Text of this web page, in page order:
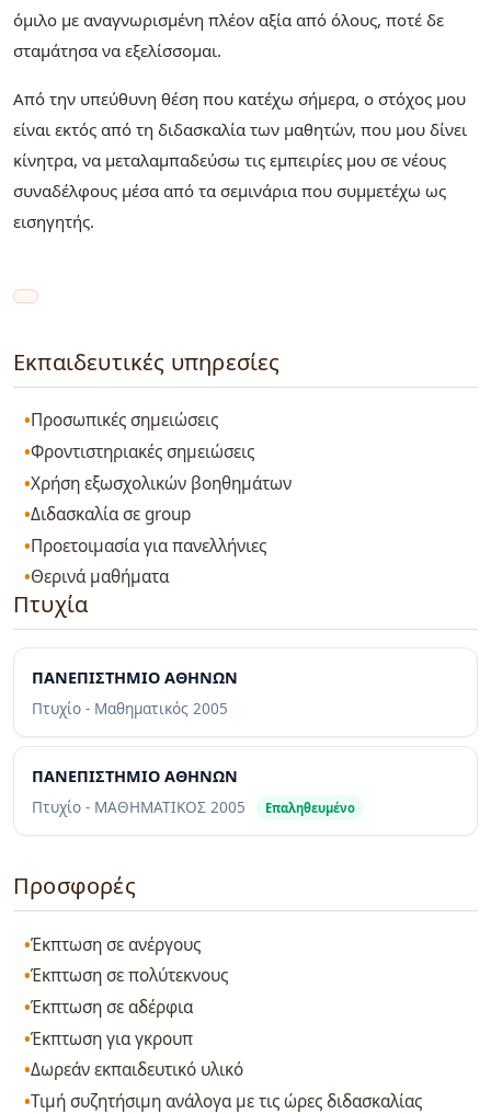
όμιλο με αναγνωρισμένη πλέον αξία από όλους, ποτέ δε
σταμάτησα να εξελίσσομαι.
Από την υπεύθυνη θέση που κατέχω σήμερα, ο στόχος μου
είναι εκτός από τη διδασκαλία των μαθητών, που μου δίνει
κίνητρα, να μεταλαμπαδεύσω τις εμπειρίες μου σε νέους
συναδέλφους μέσα από τα σεμινάρια που συμμετέχω ως
εισηγητής.
Εκπαιδευτικές υπηρεσίες
Προσωπικές σημειώσεις
Φροντιστηριακές σημειώσεις
Χρήση εξωσχολικών βοηθημάτων
Διδασκαλία σε group
Προετοιμασία για πανελλήνιες
Θερινά μαθήματα
Πτυχία
ΠΑΝΕΠΙΣΤΗΜΙΟ ΑΘΗΝΩΝ
Πτυχίο - Μαθηματικός 2005
ΠΑΝΕΠΙΣΤΗΜΙΟ ΑΘΗΝΩΝ
Πτυχίο - ΜΑΘΗΜΑΤΙΚΟΣ 2005 Επαληθευμένο
Προσφορές
Έκπτωση σε ανέργους
Έκπτωση σε πολύτεκνους
Έκπτωση σε αδέρφια
Έκπτωση για γκρουπ
Δωρεάν εκπαιδευτικό υλικό
Τιμή συζητήσιμη ανάλογα με τις ώρες διδασκαλίας